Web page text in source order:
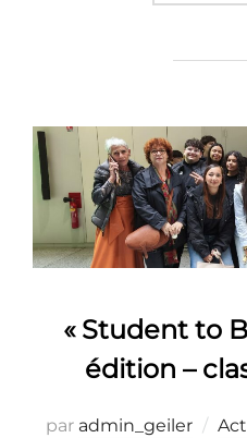
« Student to
édition –
par admin_geiler